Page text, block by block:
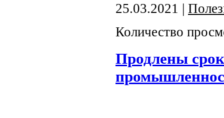
25.03.2021 |
Количество
Продлены